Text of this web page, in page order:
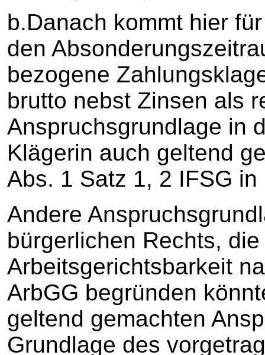
b.Danach kommt hier
den
bezogene
brutto nebst Zinsen als
Anspruchsgrundlage in
Klägerin auch geltend
Abs. 1 Satz 1, 2 IFSG in
Andere
bürgerlichen Rechts,
Arbeitsgerichtsbarkeit
ArbGG begründen
geltend gemachten
Grundlage des